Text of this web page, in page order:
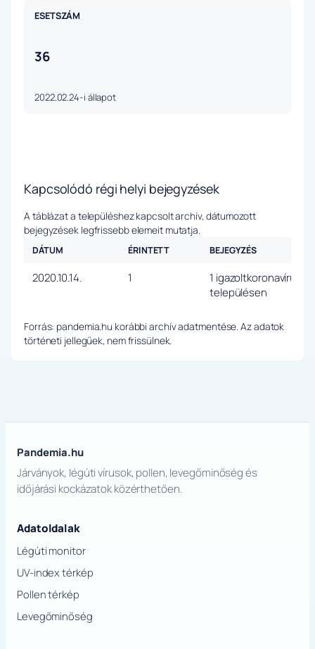
ESETSZÁM
36
2022.02.24-i állapot
Kapcsolódó régi helyi bejegyzések
A táblázat a településhez kapcsolt archív, dátumozott
bejegyzések legfrissebb elemeit mutatja.
DÁTUM ÉRINTETT BEJEGYZÉS
2020.10.14. 1
1 igazoltkoronavírus
településen
Forrás: pandemia.hu korábbi archív adatmentése. Az adatok
történeti jellegűek, nem frissülnek.
Pandemia.hu
Járványok, légúti vírusok, pollen, levegőminőség és
időjárási kockázatok közérthetően.
Adatoldalak
Légúti monitor
UV-index térkép
Pollen térkép
Levegőminőség